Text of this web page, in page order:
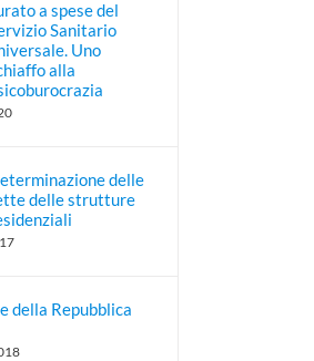
a spese del
Sanitario
Uno
alla
delle
delle strutture
della Repubblica